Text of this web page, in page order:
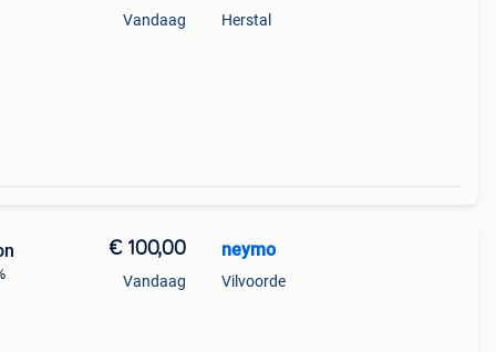
Vandaag Herstal
€ 100,00
Vandaag
neymo
Vilvoorde